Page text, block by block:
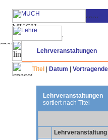
Lehrveranstaltungen
Titel Datum Vortragende
Lehrveranstaltungen
sortiert nach Titel
Lehrveranstaltung